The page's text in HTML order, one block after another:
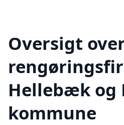
Oversigt
Hellebæk og
kommune